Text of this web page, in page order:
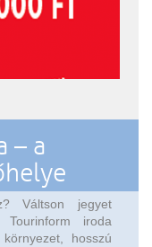
– a
Váltson jegyet
iroda
hosszú